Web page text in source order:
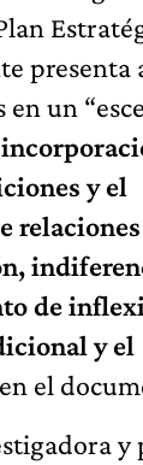
presenta
en un
y el
de
y el
el
y